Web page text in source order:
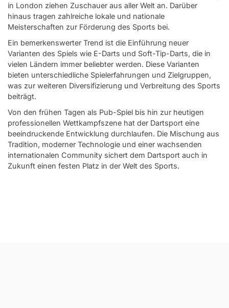
in London ziehen Zuschauer aus aller Welt an. Darüber
hinaus tragen zahlreiche lokale und nationale
Meisterschaften zur Förderung des Sports bei.
Ein bemerkenswerter Trend ist die Einführung neuer
Varianten des Spiels wie E-Darts und Soft-Tip-Darts, die in
vielen Ländern immer beliebter werden. Diese Varianten
bieten unterschiedliche Spielerfahrungen und Zielgruppen,
was zur weiteren Diversifizierung und Verbreitung des Sports
beiträgt.
Von den frühen Tagen als Pub-Spiel bis hin zur heutigen
professionellen Wettkampfszene hat der Dartsport eine
beeindruckende Entwicklung durchlaufen. Die Mischung aus
Tradition, moderner Technologie und einer wachsenden
internationalen Community sichert dem Dartsport auch in
Zukunft einen festen Platz in der Welt des Sports.